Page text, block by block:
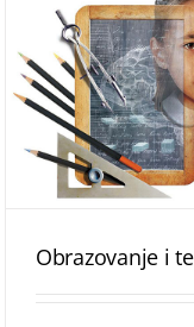
Obrazovanje i